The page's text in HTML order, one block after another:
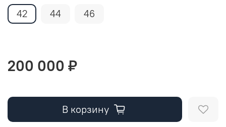
42 44 46
200 000 ₽
В корзину